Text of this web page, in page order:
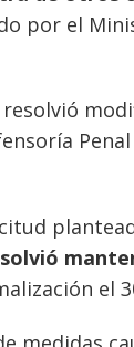
por el
resolvió
el